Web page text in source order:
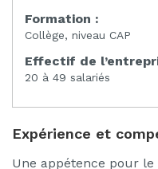
Formation :
Collège, niveau CAP
Effectif de
20 à 49 salariés
Expérience et
Une appétence pour